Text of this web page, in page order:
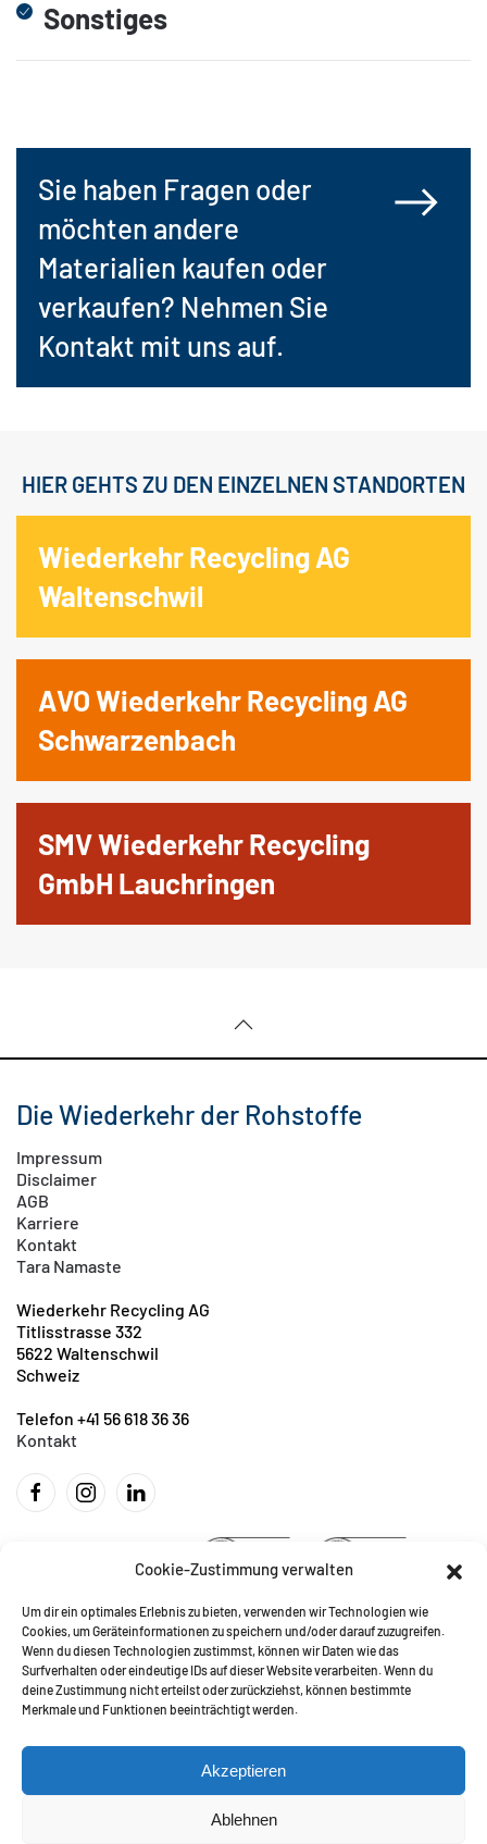
Cookie-Zustimmung verwalten
Um dir ein optimales Erlebnis zu bieten, verwenden wir Technologien wie
Cookies, um Geräteinformationen zu speichern und/oder darauf zuzugreifen.
Wenn du diesen Technologien zustimmst, können wir Daten wie das
Surfverhalten oder eindeutige IDs auf dieser Website verarbeiten. Wenn du
deine Zustimmung nicht erteilst oder zurückziehst, können bestimmte
Merkmale und Funktionen beeinträchtigt werden.
Akzeptieren
Ablehnen
Sonstiges
Sie haben Fragen oder
möchten andere
Materialien kaufen oder
verkaufen? Nehmen Sie
Kontakt mit uns auf.
HIER GEHTS ZU DEN EINZELNEN STANDORTEN
Wiederkehr Recycling AG
Waltenschwil
AVO Wiederkehr Recycling AG
Schwarzenbach
SMV Wiederkehr Recycling
GmbH Lauchringen
Die Wiederkehr der Rohstoffe
Impressum
Disclaimer
AGB
Karriere
Kontakt
Tara Namaste
Wiederkehr Recycling AG
Titlisstrasse 332
5622 Waltenschwil
Schweiz
Telefon +41 56 618 36 36
Kontakt